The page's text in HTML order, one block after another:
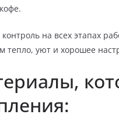
контроль на всех этапах
тепло, уют и хорошее